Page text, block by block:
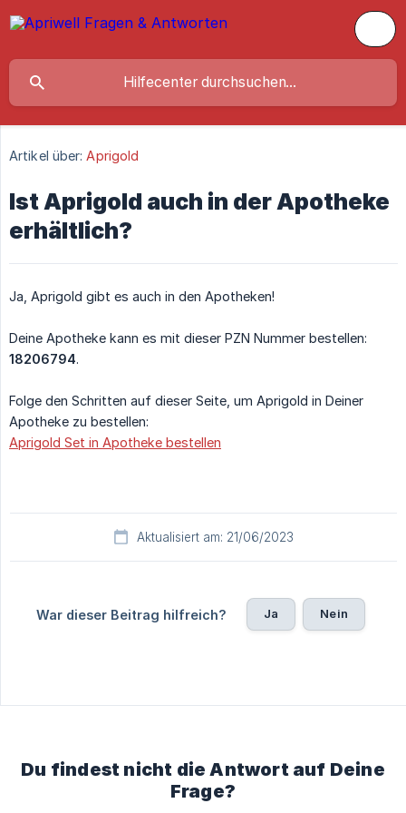
Artikel über: Aprigold
Ist Aprigold auch in der Apotheke
erhältlich?
Ja, Aprigold gibt es auch in den Apotheken!
Deine Apotheke kann es mit dieser PZN Nummer bestellen:
18206794.
Folge den Schritten auf dieser Seite, um Aprigold in Deiner
Apotheke zu bestellen:
Aprigold Set in Apotheke bestellen
Aktualisiert am: 21/06/2023
War dieser Beitrag hilfreich? Ja Nein
Du findest nicht die Antwort auf Deine
Frage?